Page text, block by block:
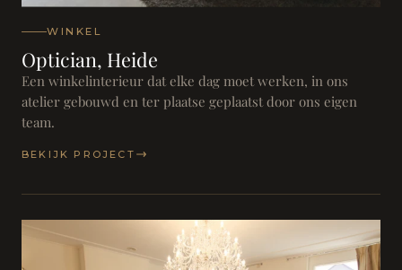
WINKEL
Optician, Heide
Een winkelinterieur dat elke dag moet werken, in ons
atelier gebouwd en ter plaatse geplaatst door ons eigen
team.
BEKIJK PROJECT